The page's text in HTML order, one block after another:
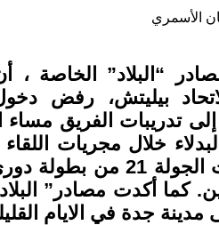
الأسمري
“البلاد” الخاصة
بيليتش، رفض
إلى تدريبات الفريق
خلال مجريات
منافسات الجولة
كما أكدت مصادر”
مدينة جدة في الايام